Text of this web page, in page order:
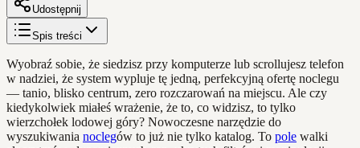
Udostępnij
Spis treści
Wyobraź sobie, że siedzisz przy komputerze lub scrollujesz telefon
w nadziei, że system wypluje tę jedną, perfekcyjną ofertę noclegu
— tanio, blisko centrum, zero rozczarowań na miejscu. Ale czy
kiedykolwiek miałeś wrażenie, że to, co widzisz, to tylko
wierzchołek lodowej góry? Nowoczesne narzędzie do
wyszukiwania noclegów to już nie tylko katalog. To pole walki